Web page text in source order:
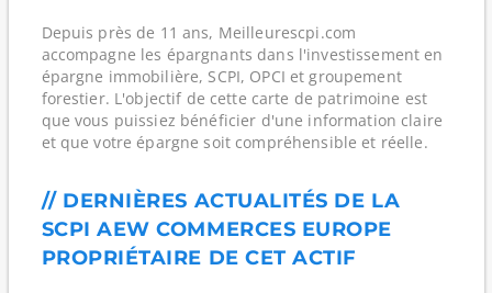
Depuis près de 11 ans, Meilleurescpi.com
accompagne les épargnants dans l'investissement en
épargne immobilière, SCPI, OPCI et groupement
forestier. L'objectif de cette carte de patrimoine est
que vous puissiez bénéficier d'une information claire
et que votre épargne soit compréhensible et réelle.
// DERNIÈRES ACTUALITÉS DE LA
SCPI AEW COMMERCES EUROPE
PROPRIÉTAIRE DE CET ACTIF